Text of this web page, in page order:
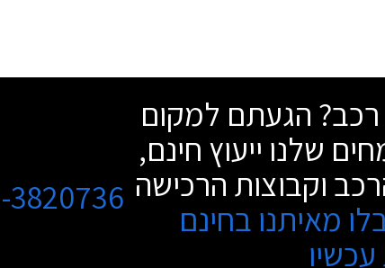
רכב? הגעתם למקום
שלנו ייעוץ חינם,
וקבוצות הרכישה
מאיתנו בחינם
3820736